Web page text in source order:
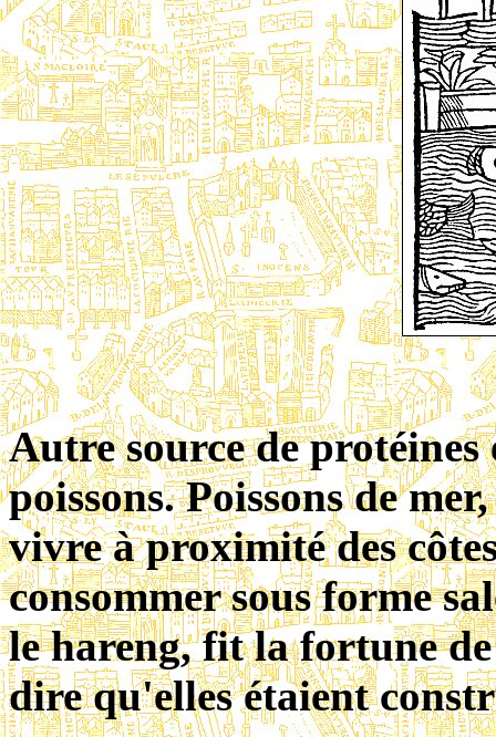
Autre source de protéines
poissons.Poissons de
vivre à proximité des
consommer sous forme
le hareng, fit la fortune
dire qu'elles étaient